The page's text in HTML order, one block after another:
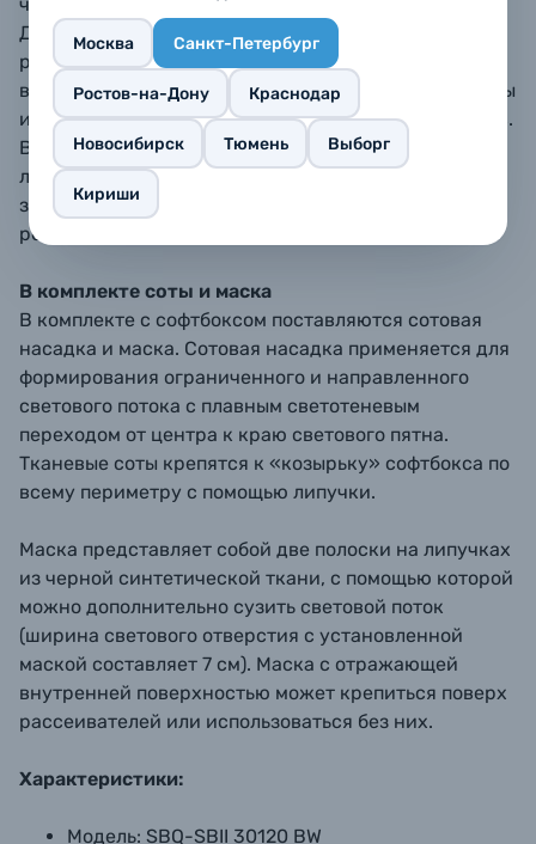
Москва Санкт-Петербург
Ростов-на-Дону Краснодар
Новосибирск Тюмень Выборг
Кириши
Дополнительный внутренний диффузор улучшает
равномерность светового потока. Внешний и
внутренний рассеиватели (диффузоры) изготовлены
из тонких жаропрочных синтетических материалов.
Внешний тканевый рассеиватель фиксируется на
липучках по краю тента отражателя, внутренний –
закрепляется при помощи карабинчиков на
резинках.
В комплекте соты и маска
В комплекте с софтбоксом поставляются сотовая
насадка и маска. Сотовая насадка применяется для
формирования ограниченного и направленного
светового потока с плавным светотеневым
переходом от центра к краю светового пятна.
Тканевые соты крепятся к «козырьку» софтбокса по
всему периметру с помощью липучки.
Маска представляет собой две полоски на липучках
из черной синтетической ткани, с помощью которой
можно дополнительно сузить световой поток
(ширина светового отверстия с установленной
маской составляет 7 см). Маска с отражающей
внутренней поверхностью может крепиться поверх
рассеивателей или использоваться без них.
Характеристики:
Модель: SBQ-SBII 30120 BW